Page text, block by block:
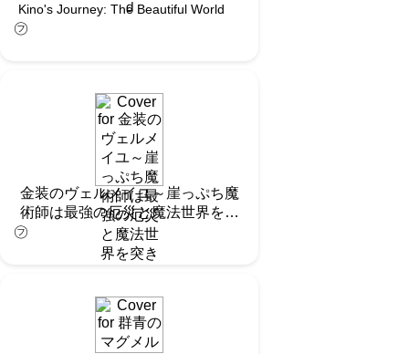
Kino's Journey: The Beautiful World
㋫
金装のヴェルメイユ～崖っぷち魔
術師は最強の厄災と魔法世界を突
き進む～
㋫